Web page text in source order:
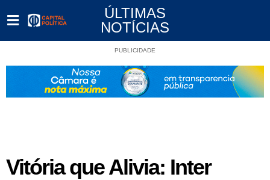
ÚLTIMAS
NOTÍCIAS
PUBLICIDADE
Vitória que Alivia: Inter